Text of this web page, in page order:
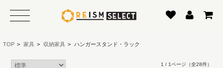
TOP > 家具 > 収納家具 > ハンガースタンド・ラック
1 / 1ページ （全28件）